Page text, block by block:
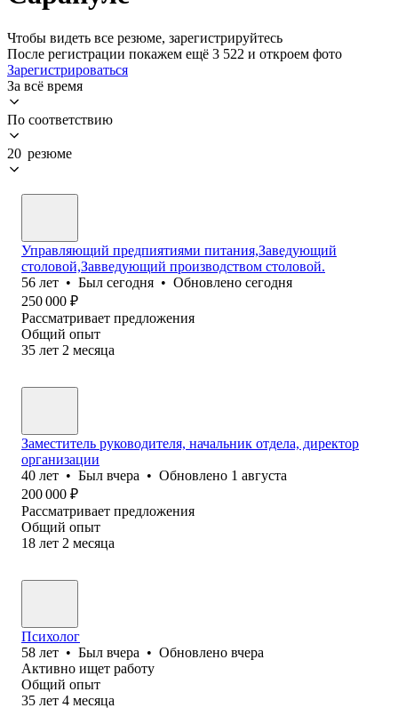
Чтобы видеть все резюме, зарегистрируйтесь
После регистрации покажем ещё 3 522 и откроем фото
Зарегистрироваться
За всё время
По соответствию
20 резюме
Управляющий предпиятиями питания,Заведующий
столовой,Завведующий производством столовой.
56 лет • Был сегодня • Обновлено сегодня
250 000 ₽
Рассматривает предложения
Общий опыт
35 лет 2 месяца
Заместитель руководителя, начальник отдела, директор
организации
40 лет • Был вчера • Обновлено 1 августа
200 000 ₽
Рассматривает предложения
Общий опыт
18 лет 2 месяца
Психолог
58 лет • Был вчера • Обновлено вчера
Активно ищет работу
Общий опыт
35 лет 4 месяца